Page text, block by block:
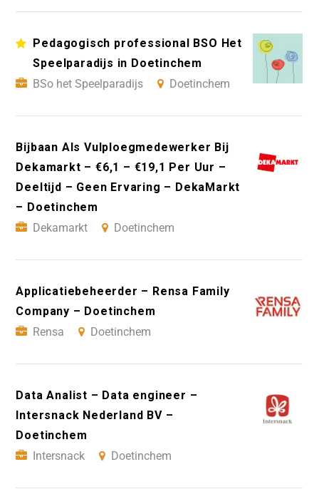
Pedagogisch professional BSO Het
Speelparadijs in Doetinchem
BSo het Speelparadijs
Doetinchem
Bijbaan Als Vulploegmedewerker Bij
Dekamarkt – €6,1 – €19,1 Per Uur –
Deeltijd – Geen Ervaring – DekaMarkt
– Doetinchem
Dekamarkt
Doetinchem
Applicatiebeheerder – Rensa Family
Company – Doetinchem
Rensa
Doetinchem
Data Analist – Data engineer –
Intersnack Nederland BV –
Doetinchem
Intersnack
Doetinchem